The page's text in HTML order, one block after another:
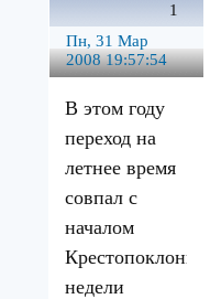
1
Пн, 31 Мар
2008 19:57:54
В этом году
переход на
летнее время
совпал с
началом
недели